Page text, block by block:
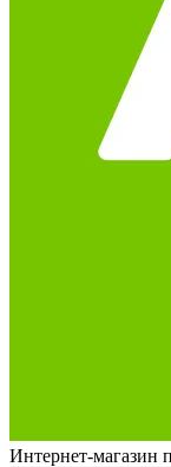
Интернет-магазин